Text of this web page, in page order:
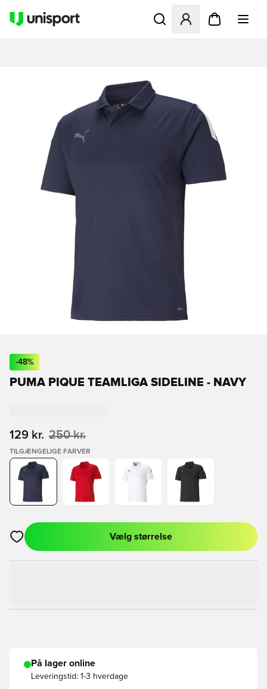
Åbner en Modal til at
-48%
PUMA PIQUE TEAMLIGA SIDELINE - NAVY
129 kr. 250 kr.
TILGÆNGELIGE FARVER
Åbner en Modal til at logge ind eller tilmelde dig som medlem
Vælg størrelse
På lager online
Leveringstid: 1-3 hverdage